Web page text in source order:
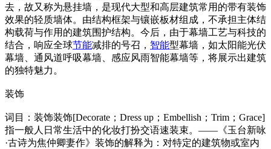
去，故又称为悬挂墙，是现代大型和高层建筑常用的带有装饰
效果的轻质墙体。由结构框架与镶嵌板材组成，不承担主体结
构载荷与作用的建筑围护结构。今后，由于幕墙工艺与科技的
结合，响应全球节能减排的号召， 智能型幕墙，如太阳能光伏
幕墙、通风道呼吸幕墙、感应风雨智能幕墙等，将展示出建筑
的独特魅力。
装饰
词目：装饰装饰[Decorate；Dress up；Embellish；Trim；Grace]
指一般人日常生活中的化妆打扮交语速装束。——《玉台新咏
·古诗为焦仲卿妻作》装饰的解释为：对特定的建筑物或室内